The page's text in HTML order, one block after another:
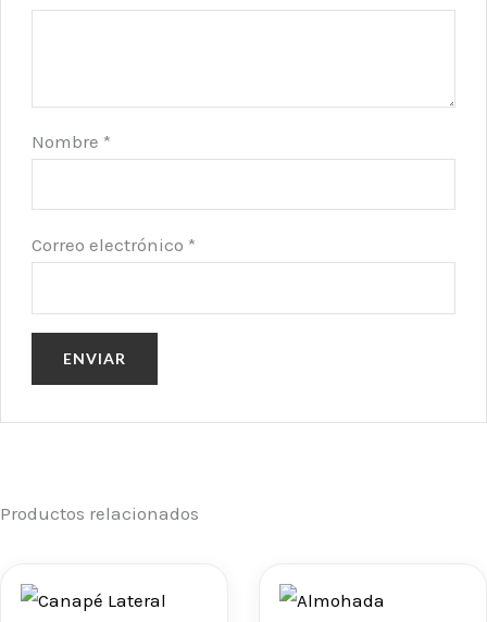
Nombre *
Correo electrónico *
Productos relacionados
Rango